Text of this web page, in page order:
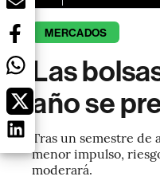
MERCADOS
Las
año se
Tras un semestre
menor impulso,
moderará.